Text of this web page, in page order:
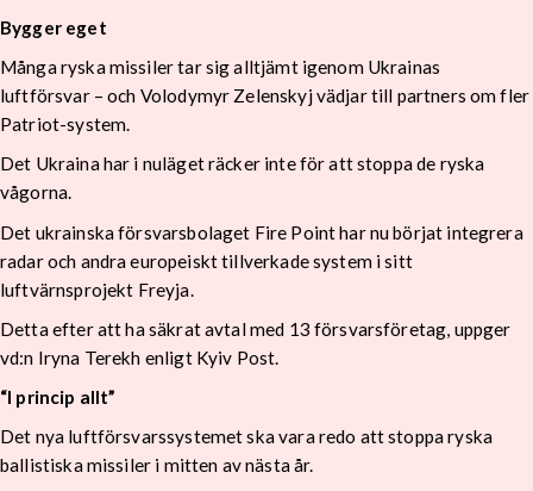
Bygger eget
Många ryska missiler tar sig alltjämt igenom Ukrainas
luftförsvar – och Volodymyr Zelenskyj vädjar till partners om fler
Patriot-system.
Det Ukraina har i nuläget räcker inte för att stoppa de ryska
vågorna.
Det ukrainska försvarsbolaget Fire Point har nu börjat integrera
radar och andra europeiskt tillverkade system i sitt
luftvärnsprojekt Freyja.
Detta efter att ha säkrat avtal med 13 försvarsföretag, uppger
vd:n Iryna Terekh enligt Kyiv Post.
“I princip allt”
Det nya luftförsvarssystemet ska vara redo att stoppa ryska
ballistiska missiler i mitten av nästa år.